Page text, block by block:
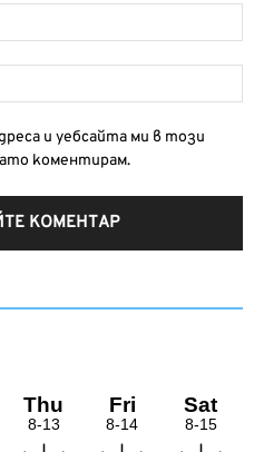
и уебсайта ми в този
коментирам.